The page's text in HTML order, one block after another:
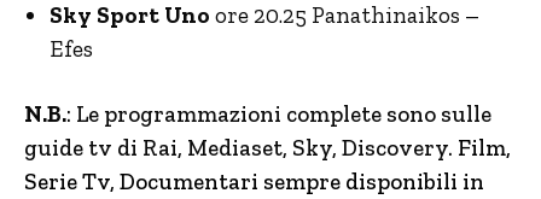
Sky Sport Uno ore 20.25 Panathinaikos –
Efes
N.B.: Le programmazioni complete sono sulle
guide tv di Rai, Mediaset, Sky, Discovery. Film,
Serie Tv, Documentari sempre disponibili in